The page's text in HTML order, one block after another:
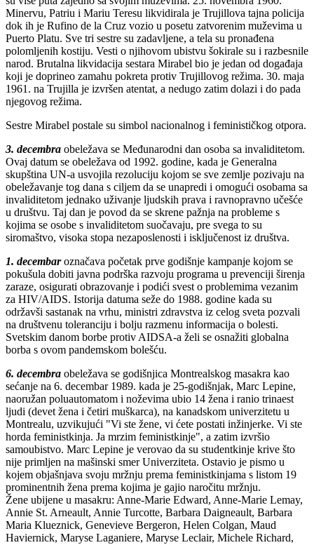
Minervu, Patriu i Mariu Teresu likvidirala je Trujillova tajna policija
dok ih je Rufino de la Cruz vozio u posetu zatvorenim muževima u
Puerto Platu. Sve tri sestre su zadavljene, a tela su pronađena
polomljenih kostiju. Vesti o njihovom ubistvu šokirale su i razbesnile
narod. Brutalna likvidacija sestara Mirabel bio je jedan od događaja
koji je doprineo zamahu pokreta protiv Trujillovog režima. 30. maja
1961. na Trujilla je izvršen atentat, a nedugo zatim dolazi i do pada
njegovog režima.
Sestre Mirabel postale su simbol nacionalnog i feminističkog otpora.
3. decembra obeležava se Međunarodni dan osoba sa invaliditetom.
Ovaj datum se obeležava od 1992. godine, kada je Generalna
skupština UN-a usvojila rezoluciju kojom se sve zemlje pozivaju na
obeležavanje tog dana s ciljem da se unapredi i omogući osobama sa
invaliditetom jednako uživanje ljudskih prava i ravnopravno učešće
u društvu. Taj dan je povod da se skrene pažnja na probleme s
kojima se osobe s invaliditetom suočavaju, pre svega to su
siromaštvo, visoka stopa nezaposlenosti i isključenost iz društva.
1. decembaroznačava početak prve godišnje kampanje kojom se
pokušula dobiti javna podrška razvoju programa u prevenciji širenja
zaraze, osigurati obrazovanje i podići svest o problemima vezanim
za HIV/AIDS. Istorija datuma seže do 1988. godine kada su
održavši sastanak na vrhu, ministri zdravstva iz celog sveta pozvali
na društvenu toleranciju i bolju razmenu informacija o bolesti.
Svetskim danom borbe protiv AIDSA-a želi se osnažiti globalna
borba s ovom pandemskom bolešću.
6. decembra obeležava se godišnjica Montrealskog masakra kao
sećanje na 6. decembar 1989. kada je 25-godišnjak, Marc Lepine,
naoružan poluautomatom i noževima ubio 14 žena i ranio trinaest
ljudi (devet žena i četiri muškarca), na kanadskom univerzitetu u
Montrealu, uzvikujući "Vi ste žene, vi ćete postati inžinjerke. Vi ste
horda feministkinja. Ja mrzim feministkinje", a zatim izvršio
samoubistvo. Marc Lepine je verovao da su studentkinje krive što
nije primljen na mašinski smer Univerziteta. Ostavio je pismo u
kojem objašnjava svoju mržnju prema feministkinjama s listom 19
prominentnih žena prema kojima je gajio naročitu mržnju.
Žene ubijene u masakru: Anne-Marie Edward, Anne-Marie Lemay,
Annie St. Arneault, Annie Turcotte, Barbara Daigneault, Barbara
Maria Klueznick, Genevieve Bergeron, Helen Colgan, Maud
Haviernick, Maryse Laganiere, Maryse Leclair, Michele Richard,